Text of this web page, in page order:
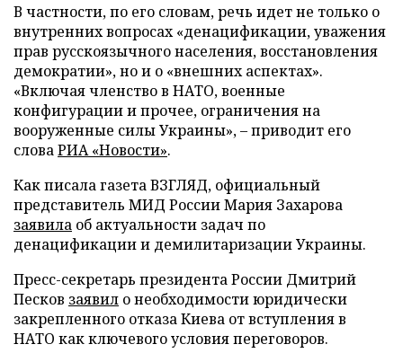
В частности, по его словам, речь идет не только о
внутренних вопросах «денацификации, уважения
прав русскоязычного населения, восстановления
демократии», но и о «внешних аспектах».
«Включая членство в НАТО, военные
конфигурации и прочее, ограничения на
вооруженные силы Украины», – приводит его
словаРИА «Новости».
Как писала газета ВЗГЛЯД, официальный
представитель МИД России Мария Захарова
заявила об актуальности задач по
денацификации и демилитаризации Украины.
Пресс-секретарь президента России Дмитрий
Песков заявил о необходимости юридически
закрепленного отказа Киева от вступления в
НАТО как ключевого условия переговоров.